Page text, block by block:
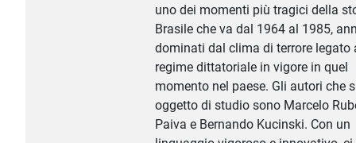
uno dei momenti più tragici della
Brasile che va dal 1964 al 1985,
dominati dal clima di terrore legato
regime dittatoriale in vigore in quel
momento nel paese. Gli autori che
oggetto di studio sono Marcelo
Paiva e Bernando Kucinski. Con un